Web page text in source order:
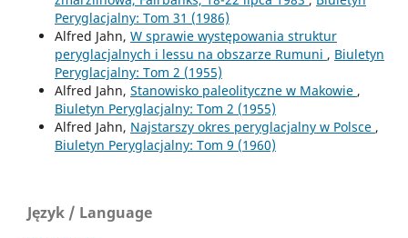
Peryglacjalny: Tom 31 (1986)
Alfred Jahn, W sprawie występowania struktur
peryglacjalnych i lessu na obszarze Rumuni , Biuletyn
Peryglacjalny: Tom 2 (1955)
Alfred Jahn, Stanowisko paleolityczne w Makowie ,
Biuletyn Peryglacjalny: Tom 2 (1955)
Alfred Jahn, Najstarszy okres peryglacjalny w Polsce ,
Biuletyn Peryglacjalny: Tom 9 (1960)
Język / Language